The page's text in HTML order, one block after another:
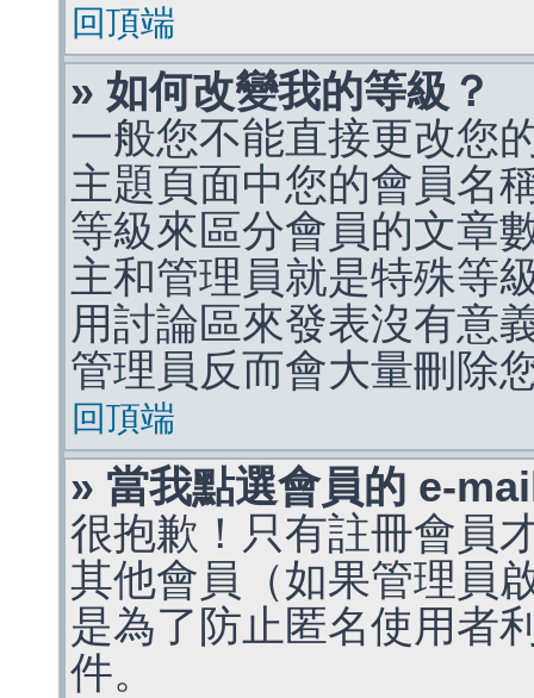
回頂端
» 如何改變我的等級？
一般您不能直接更改您
主題頁面中您的會員名
等級來區分會員的文章
主和管理員就是特殊等
用討論區來發表沒有意
管理員反而會大量刪除
回頂端
» 當我點選會員的 e-
很抱歉！只有註冊會員
其他會員（如果管理員
是為了防止匿名使用者
件。